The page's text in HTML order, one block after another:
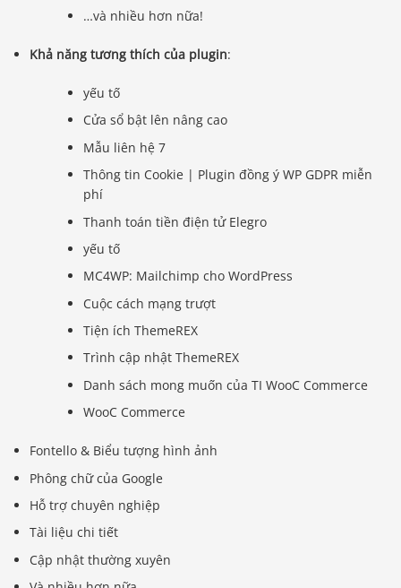
…và nhiều hơn nữa!
Khả năng tương thích của plugin:
yếu tố
Cửa sổ bật lên nâng cao
Mẫu liên hệ 7
Thông tin Cookie | Plugin đồng ý WP GDPR miễn
phí
Thanh toán tiền điện tử Elegro
yếu tố
MC4WP: Mailchimp cho WordPress
Cuộc cách mạng trượt
Tiện ích ThemeREX
Trình cập nhật ThemeREX
Danh sách mong muốn của TI WooC Commerce
WooC Commerce
Fontello & Biểu tượng hình ảnh
Phông chữ của Google
Hỗ trợ chuyên nghiệp
Tài liệu chi tiết
Cập nhật thường xuyên